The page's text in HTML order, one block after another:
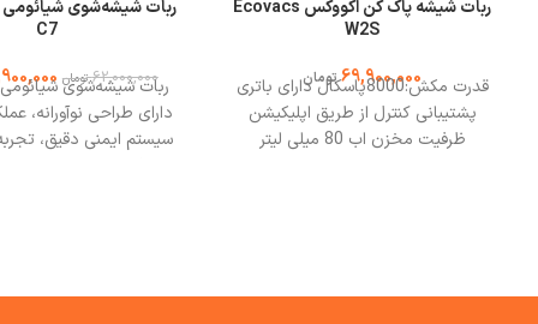
ربات شیشه پاک کن اکووکس Ecovacs
W2S
69,900,000تومان
قدرت مکش:8000پاسکال دارای باتری
پشتیبانی کنترل از طریق اپلیکیشن
ظرفیت مخزن اب 80 میلی لیتر
C7
62,000,000 تومان
دارای طراحی نوآورانه،
سیستم ایمنی دقیق،
مکش بالا، باتری